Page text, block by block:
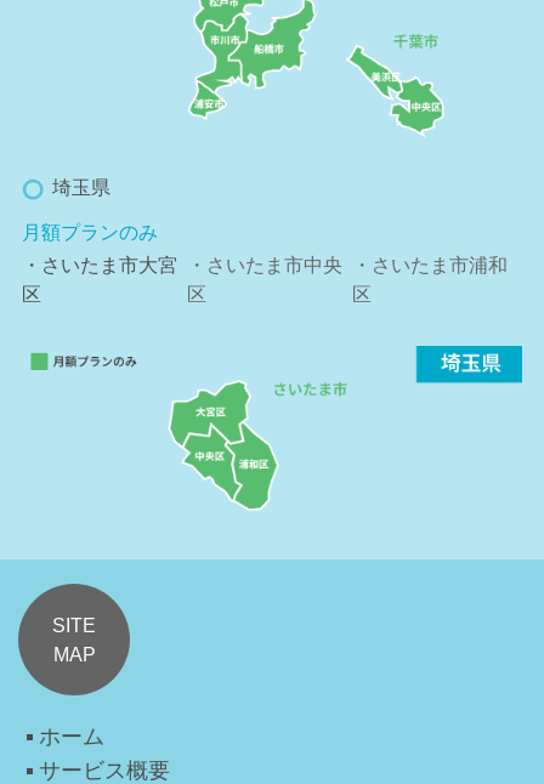
埼玉県
月額プランのみ
・さいたま市大宮
区
・さいたま市中央
区
・さいたま市浦和
区
SITE
MAP
ホーム
サービス概要